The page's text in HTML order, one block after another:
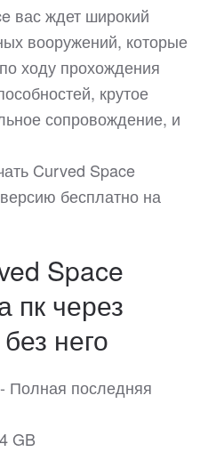
вас ждет широкий
вооружений, которые
ходу прохождения
крутое
сопровождение, и
Curved Space
бесплатно на
Space
пк через
него
Полная последняя
GB